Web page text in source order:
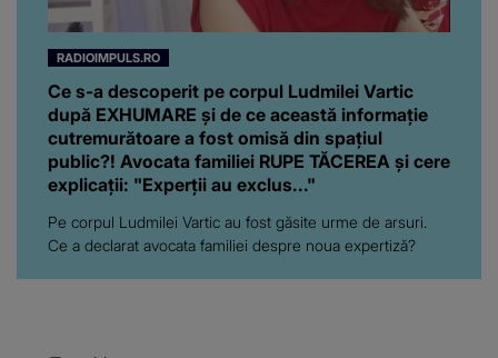
RADIOIMPULS.RO
Ce s-a descoperit pe corpul Ludmilei Vartic
după EXHUMARE și de ce această informație
cutremurătoare a fost omisă din spațiul
public?! Avocata familiei RUPE TĂCEREA și cere
explicații: "Experții au exclus..."
Pe corpul Ludmilei Vartic au fost găsite urme de arsuri.
Ce a declarat avocata familiei despre noua expertiză?